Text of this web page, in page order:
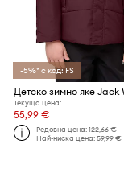
-5%* с код: FS
Детско зимно яке Jack
Текуща цена:
55,99 €
Редовна цена:122,66 €
Най-ниска цена:59,99 €